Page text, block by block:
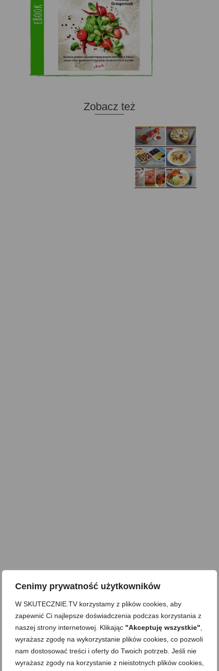
Cenimy prywatność użytkowników
W SKUTECZNIE.TV korzystamy z plików cookies, aby
zapewnić Ci najlepsze doświadczenia podczas korzystania z
naszej strony internetowej. Klikając "Akceptuję wszystkie"
wyrażasz zgodę na wykorzystanie plików cookies, co pozwoli
nam dostosować treści i oferty do Twoich potrzeb. Jeśli nie
wyrażasz zgody na korzystanie z nieistotnych plików cookies,
Zobacz też
Domowy ketchup (bez
cukru)
Tarta francuska z
cebulą i pomidorem
Domowe żelki
Zupa kurkowa z
selerem i pietruszką